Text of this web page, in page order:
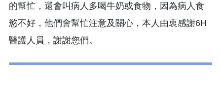
的幫忙，還會叫病人多喝牛奶或食物，因為病人食
慾不好，他們會幫忙注意及關心，本人由衷感謝6H
醫護人員，謝謝您們。